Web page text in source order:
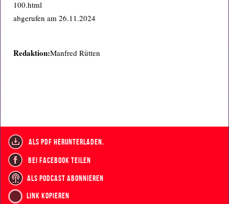
100.html
abgerufen am 26.11.2024
Redaktion:Manfred Rütten
als PDF herunterladen.
bei Facebook teilen
als Podcast abonnieren
Link kopieren